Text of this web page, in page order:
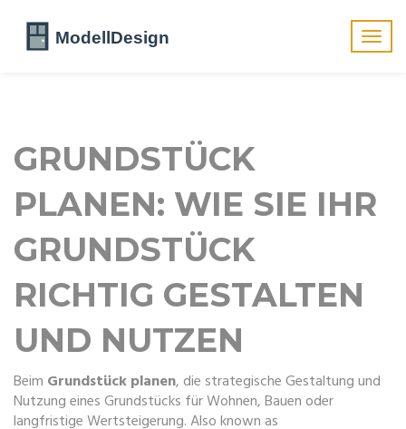
GRUNDSTÜCK
PLANEN: WIE SIE IHR
GRUNDSTÜCK
RICHTIG GESTALTEN
UND NUTZEN
Beim Grundstück planen, die strategische Gestaltung und
Nutzung eines Grundstücks für Wohnen, Bauen oder
langfristige Wertsteigerung. Also known as